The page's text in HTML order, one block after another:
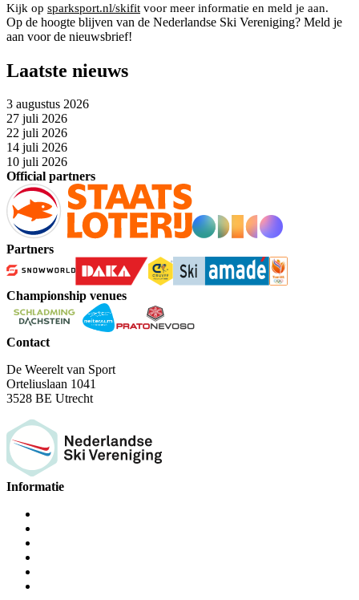
Kijk op sparksport.nl/skifit voor meer informatie en meld je aan.
Op de hoogte blijven van de Nederlandse Ski Vereniging? Meld je
aan voor de nieuwsbrief!
Laatste nieuws
3 augustus 2026
27 juli 2026
22 juli 2026
14 juli 2026
10 juli 2026
Official partners
Partners
Championship venues
Contact
De Weerelt van Sport
Orteliuslaan 1041
3528 BE Utrecht
Informatie